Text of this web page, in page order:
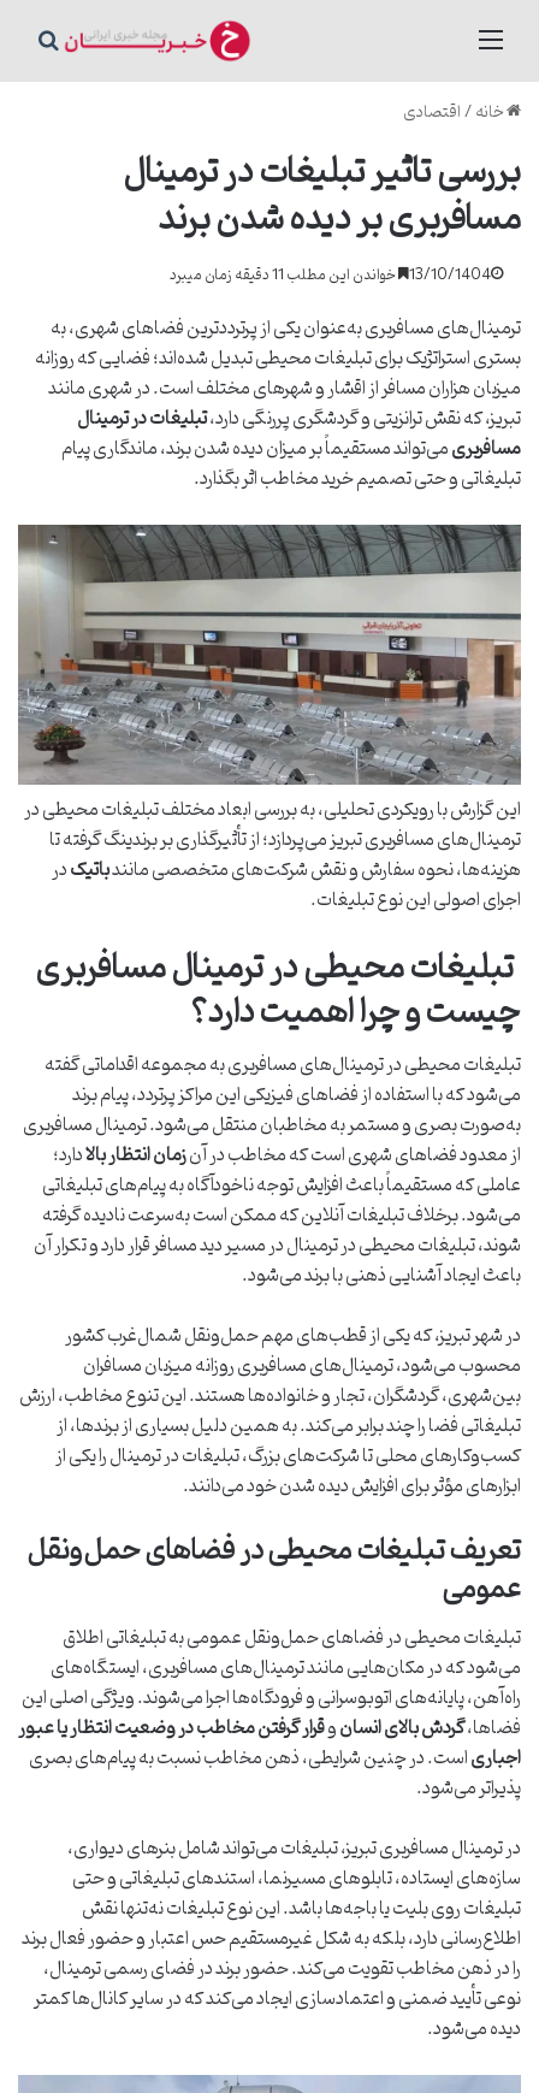
منو
خانه/اقتصادی
بررسی تاثیر تبلیغات در ترمینال
مسافربری بر دیده شدن برند
13/10/1404 خواندن این مطلب 11 دقیقه زمان میبرد
ترمینال‌های مسافربری به‌عنوان یکی از پرترددترین فضاهای شهری، به
بستری استراتژیک برای تبلیغات محیطی تبدیل شده‌اند؛ فضایی که روزانه
میزبان هزاران مسافر از اقشار و شهرهای مختلف است. در شهری مانند
تبریز، که نقش ترانزیتی و گردشگری پررنگی دارد،تبلیغات در ترمینال
مسافربریمی‌تواند مستقیماً بر میزان دیده شدن برند، ماندگاری پیام
تبلیغاتی و حتی تصمیم خرید مخاطب اثر بگذارد.
این گزارش با رویکردی تحلیلی، به بررسی ابعاد مختلف تبلیغات محیطی در
ترمینال‌های مسافربری تبریز می‌پردازد؛ از تأثیرگذاری بر برندینگ گرفته تا
هزینه‌ها، نحوه سفارش و نقش شرکت‌های متخصصی مانندباتیکدر
اجرای اصولی این نوع تبلیغات.
تبلیغات محیطی در ترمینال مسافربری
چیست و چرا اهمیت دارد؟
تبلیغات محیطی در ترمینال‌های مسافربری به مجموعه اقداماتی گفته
می‌شود که با استفاده از فضاهای فیزیکی این مراکز پرتردد، پیام برند
به‌صورت بصری و مستمر به مخاطبان منتقل می‌شود. ترمینال مسافربری
از معدود فضاهای شهری است که مخاطب در آنزمان انتظار بالادارد؛
عاملی که مستقیماً باعث افزایش توجه ناخودآگاه به پیام‌های تبلیغاتی
می‌شود. برخلاف تبلیغات آنلاین که ممکن است به‌سرعت نادیده گرفته
شوند، تبلیغات محیطی در ترمینال در مسیر دید مسافر قرار دارد و تکرار آن
باعث ایجاد آشنایی ذهنی با برند می‌شود.
در شهر تبریز، که یکی از قطب‌های مهم حمل‌ونقل شمال‌غرب کشور
محسوب می‌شود، ترمینال‌های مسافربری روزانه میزبان مسافران
بین‌شهری، گردشگران، تجار و خانواده‌ها هستند. این تنوع مخاطب، ارزش
تبلیغاتی فضا را چند برابر می‌کند. به همین دلیل بسیاری از برندها، از
کسب‌وکارهای محلی تا شرکت‌های بزرگ، تبلیغات در ترمینال را یکی از
ابزارهای مؤثر برای افزایش دیده شدن خود می‌دانند.
تعریف تبلیغات محیطی در فضاهای حمل‌ونقل
عمومی
تبلیغات محیطی در فضاهای حمل‌ونقل عمومی به تبلیغاتی اطلاق
می‌شود که در مکان‌هایی مانند ترمینال‌های مسافربری، ایستگاه‌های
راه‌آهن، پایانه‌های اتوبوسرانی و فرودگاه‌ها اجرا می‌شوند. ویژگی اصلی این
فضاها،گردش بالای انسانوقرار گرفتن مخاطب در وضعیت انتظار یا عبور
اجباریاست. در چنین شرایطی، ذهن مخاطب نسبت به پیام‌های بصری
پذیراتر می‌شود.
در ترمینال مسافربری تبریز، تبلیغات می‌تواند شامل بنرهای دیواری،
سازه‌های ایستاده، تابلوهای مسیرنما، استندهای تبلیغاتی و حتی
تبلیغات روی بلیت یا باجه‌ها باشد. این نوع تبلیغات نه‌تنها نقش
اطلاع‌رسانی دارد، بلکه به شکل غیرمستقیم حس اعتبار و حضور فعال برند
را در ذهن مخاطب تقویت می‌کند. حضور برند در فضای رسمی ترمینال،
نوعی تأیید ضمنی و اعتمادسازی ایجاد می‌کند که در سایر کانال‌ها کمتر
دیده می‌شود.